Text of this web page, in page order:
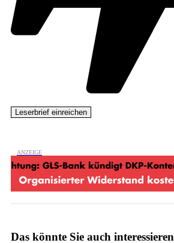
Das könnte Sie auch interessieren